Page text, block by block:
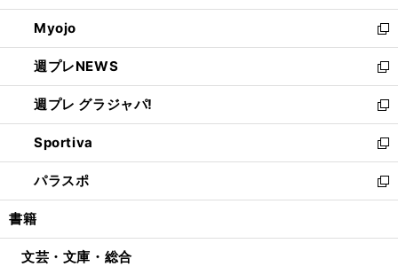
開
く
ウ
で
開
く
ン
ド
ウ
で
開
く
ウ
ィ
ン
ド
ウ
で
開
く
Myojo
新
し
い
ウ
ィ
ン
ド
ウ
で
開
週プレNEWS
新
し
い
ウ
ィ
ン
ド
ウ
開
週プレ グラジャパ!
新
し
い
ウ
ィ
ン
ウ
Sportiva
新
し
い
ウ
ン
パラスポ
新
し
ウ
書籍
文芸・文庫・総合